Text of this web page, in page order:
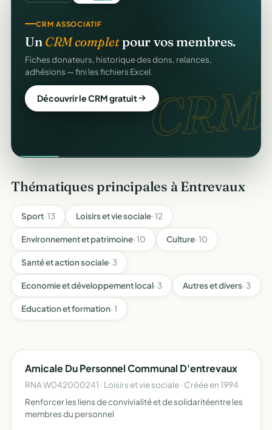
CRM.
CRM ASSOCIATIF
Un CRM completpour vos membres.
Fiches donateurs, historique des dons, relances,
adhésions — fini les fichiers Excel.
Découvrir le CRM gratuit
Thématiques principales à Entrevaux
Sport· 13 Loisirs et vie sociale· 12
Environnement et patrimoine· 10 Culture· 10
Santé et action sociale· 3
Economie et développement local· 3 Autres et divers· 3
Education et formation· 1
Amicale Du Personnel Communal D'entrevaux
RNA W042000241 · Loisirs et vie sociale · Créée en 1994
Renforcer les liens de convivialité et de solidaritéentre les
membres du personnel